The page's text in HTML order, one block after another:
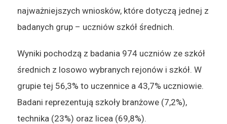
najważniejszych wniosków, które dotyczą jednej z
badanych grup – uczniów szkół średnich.
Wyniki pochodzą z badania 974 uczniów ze szkół
średnich z losowo wybranych rejonów i szkół. W
grupie tej 56,3% to uczennice a 43,7% uczniowie.
Badani reprezentują szkoły branżowe (7,2%),
technika (23%) oraz licea (69,8%).